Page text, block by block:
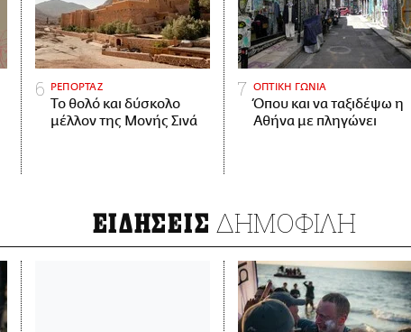
ΡΕΠΟΡΤΑΖ
Το θολό και δύσκολο
μέλλον της Μονής Σινά
ΟΠΤΙΚΗ ΓΩΝΙΑ
Όπου και να ταξιδέψω η
Αθήνα με πληγώνει
ΕΙΔΗΣΕΙΣ ΔΗΜΟΦΙΛΗ